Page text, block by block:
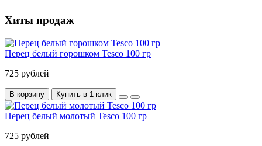
Хиты продаж
Перец белый горошком Tesco 100 гр
725 рублей
В корзину Купить в 1 клик
Перец белый молотый Tesco 100 гр
725 рублей